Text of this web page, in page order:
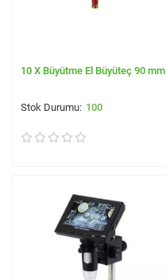
10 X Büyütme El Büyüteç 90 mm
100